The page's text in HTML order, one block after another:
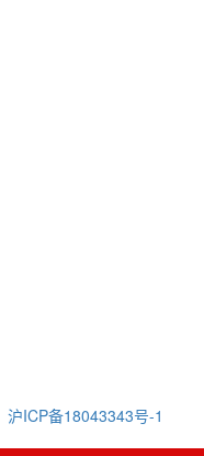
沪ICP备18043343号-1